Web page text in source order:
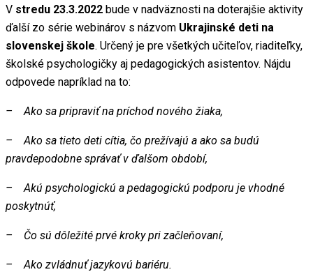
V stredu 23.3.2022 bude v nadväznosti na doterajšie aktivity
ďalší zo série webinárov s názvom Ukrajinské deti na
slovenskej škole. Určený je pre všetkých učiteľov, riaditeľky,
školské psychologičky aj pedagogických asistentov. Nájdu
odpovede napríklad na to:
– Ako sa pripraviť na príchod nového žiaka,
– Ako sa tieto deti cítia, čo prežívajú a ako sa budú
pravdepodobne správať v ďalšom období,
– Akú psychologickú a pedagogickú podporu je vhodné
poskytnúť,
– Čo sú dôležité prvé kroky pri začleňovaní,
– Ako zvládnuť jazykovú bariéru.